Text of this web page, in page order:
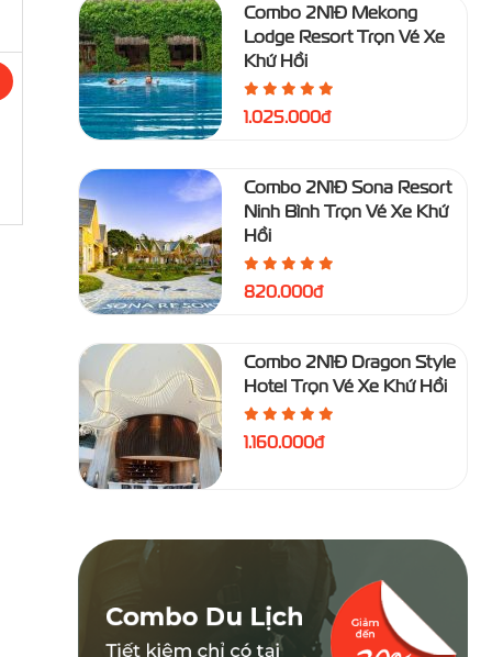
Combo 2N1Đ Mekong
Lodge Resort Trọn Vé Xe
Khứ Hồi
1.025.000đ
Combo 2N1Đ Sona Resort
Ninh Bình Trọn Vé Xe Khứ
Hồi
820.000đ
Combo 2N1Đ Dragon Style
Hotel Trọn Vé Xe Khứ Hồi
1.160.000đ